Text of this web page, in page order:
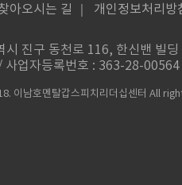
아오시는 길 개인정보처리방
시 진구 동천로 116, 한신밴 빌
사업자등록번호 : 363-28-
이남호멘탈갑스피치리더십센터 All